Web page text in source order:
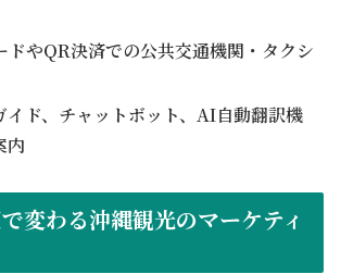
ドやQR決済での公共交通機関・タクシ
イド、チャットボット、AI自動翻訳機
内
変わる沖縄観光のマーケティ